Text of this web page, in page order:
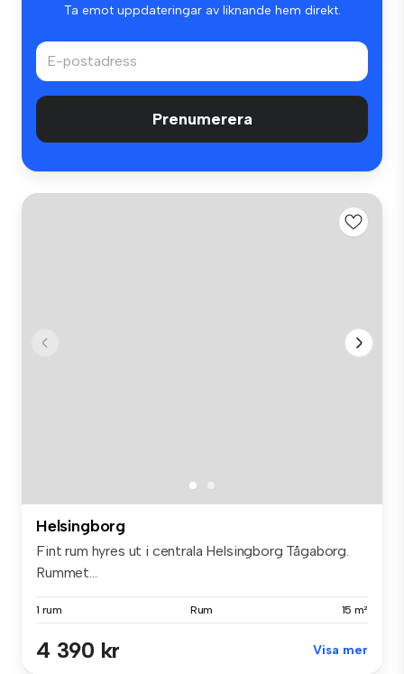
Ta emot uppdateringar av liknande hem direkt.
Prenumerera
Helsingborg
Fint rum hyres ut i centrala Helsingborg Tågaborg.
Rummet...
1 rum Rum 15 m²
4 390 kr Visa mer